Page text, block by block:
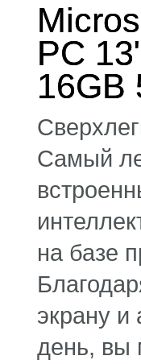
PC
16GB
Самый
на базе
экрану
день, вы